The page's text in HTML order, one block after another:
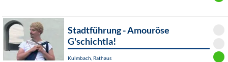
Stadtführung - Amouröse
G'schichtla!
Kulmbach, Rathaus